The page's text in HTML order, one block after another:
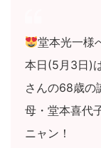
堂本光一様
本日(5月3日)
さんの68歳
母・堂本喜代
ニャン！